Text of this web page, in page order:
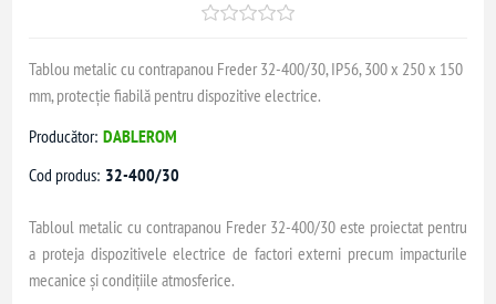
Tablou metalic cu contrapanou Freder 32-400/30, IP56, 300 x 250 x 150
mm, protecție fiabilă pentru dispozitive electrice.
Producător: DABLEROM
Cod produs: 32-400/30
Tabloul metalic cu contrapanou Freder 32-400/30 este proiectat pentru
a proteja dispozitivele electrice de factori externi precum impacturile
mecanice și condițiile atmosferice.